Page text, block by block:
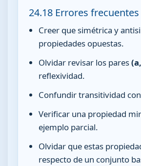
24.18 Errores frecuentes
Creer que simétrica y
propiedades opuestas.
Olvidar revisar los pares
reflexividad.
Confundir transitividad
Verificar una propiedad
ejemplo parcial.
Olvidar que estas
respecto de un conjunto